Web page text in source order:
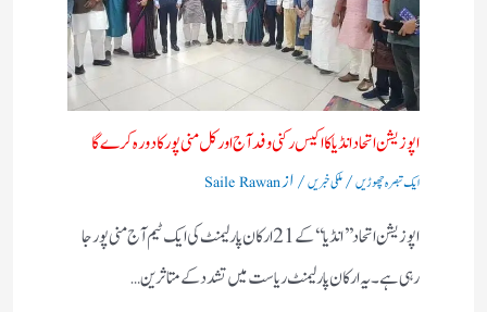
اپوزیشن اتحاد انڈیا کا اکیس رکنی وفد آج اور کل منی پور کا دورہ کرے گا
ایک تبصرہ چھوڑیں/ملکی خبریں/ ازSaile Rawan
اپوزیشن اتحاد ’’ انڈیا‘‘ کے 21 ارکان پارلیمنٹ کی ایک ٹیم آج منی پور جا
رہی ہے۔ یہ ارکان پارلیمنٹ ریاست میں تشدد کے متاثرین…